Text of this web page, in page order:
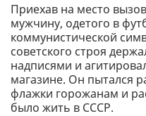
Приехав на место
мужчину, одетого в
коммунистической
советского строя
надписями и
магазине. Он пытался
флажки горожанам и
было жить в СССР.